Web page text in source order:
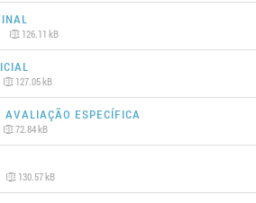
126.11 kB
127.05 kB
Avaliação Específica
72.84 kB
130.57 kB